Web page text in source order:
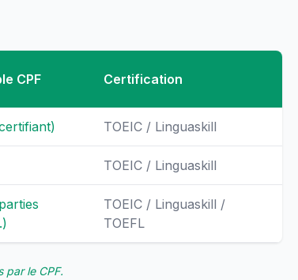
CPF Certification
TOEIC / Linguaskill
TOEIC / Linguaskill
TOEIC / Linguaskill /
TOEFL
par le CPF.